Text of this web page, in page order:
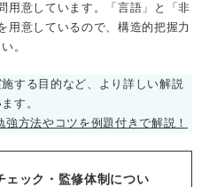
用意しています。「言語」と「非
用意しているので、構造的把握力
。
する目的など、より詳しい解説
す。
方法やコツを例題付きで解説！
ェック・監修体制につい